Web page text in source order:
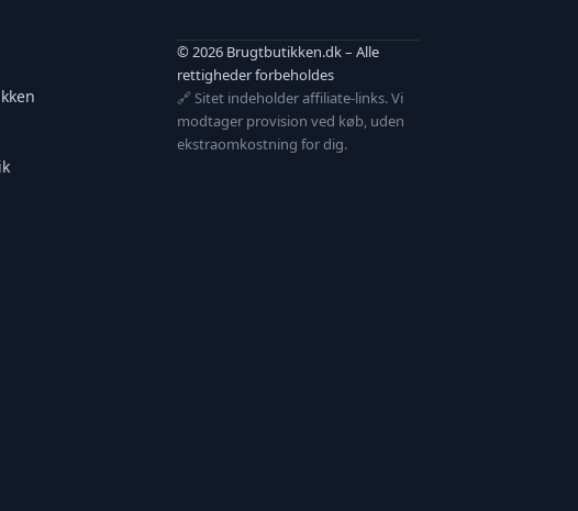
© 2026 Brugtbutikken.dk – Alle
rettigheder forbeholdes
🔗 Sitet indeholder affiliate-links. Vi
modtager provision ved køb, uden
ekstraomkostning for dig.